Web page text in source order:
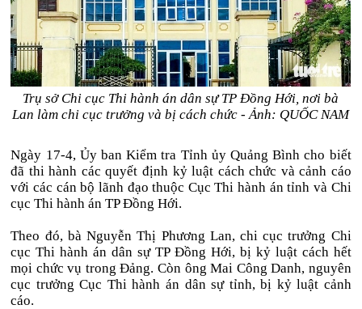
Trụ sở Chi cục Thi hành án dân sự TP Đồng Hới, nơi bà
Lan làm chi cục trưởng và bị cách chức - Ảnh: QUỐC NAM
Ngày 17-4, Ủy ban Kiểm tra Tỉnh ủy Quảng Bình cho biết
đã thi hành các quyết định kỷ luật cách chức và cảnh cáo
với các cán bộ lãnh đạo thuộc Cục Thi hành án tỉnh và Chi
cục Thi hành án TP Đồng Hới.
Theo đó, bà Nguyễn Thị Phương Lan, chi cục trưởng Chi
cục Thi hành án dân sự TP Đồng Hới, bị kỷ luật cách hết
mọi chức vụ trong Đảng. Còn ông Mai Công Danh, nguyên
cục trưởng Cục Thi hành án dân sự tỉnh, bị kỷ luật cảnh
cáo.